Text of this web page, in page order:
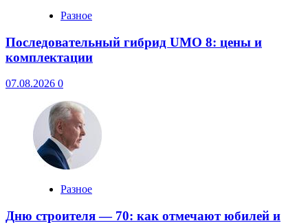
Разное
Последовательный гибрид UMO 8: цены и
комплектации
07.08.2026 0
Разное
Дню строителя — 70: как отмечают юбилей и